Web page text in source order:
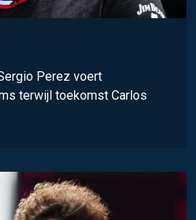
Perez voert
terwijl toekomst Carlos